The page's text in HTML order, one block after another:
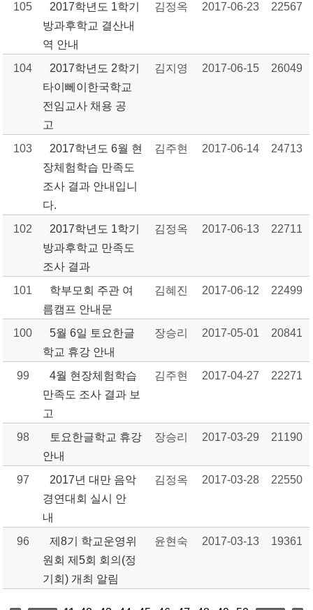
105
2017학년도 1학기
방과후학교 결산내
역 안내
김정옥 2017-06-23 22567
104
2017학년도 2학기
타이뻬이한국학교
전임교사 채용 공
고
김지영 2017-06-15 26049
103
2017학년도 6월 현
장체험학습 만족도
조사 결과 안내입니
다.
김주현 2017-06-14 24713
102
2017학년도 1학기
방과후학교 만족도
조사 결과
김정옥 2017-06-13 22711
101
학부모회 주관 여
름캠프 안내문
김혜진 2017-06-12 22499
100
5월 6일 토요한글
학교 휴강 안내
장승리 2017-05-01 20841
99
4월 현장체험학습
만족도 조사 결과 보
고
김주현 2017-04-27 22271
98
토요한글학교 휴강
안내
장승리 2017-03-29 21190
97
2017년 대만 음악
경연대회 실시 안
내
김정옥 2017-03-28 22550
96
제8기 학교운영위
원회 제5회 회의(정
기회) 개최 알림
윤현숙 2017-03-13 19361